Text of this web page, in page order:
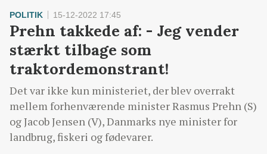
POLITIK 15-12-2022 17:45
Prehn takkede af: - Jeg vender
stærkt tilbage som
traktordemonstrant!
Det var ikke kun ministeriet, der blev overrakt
mellem forhenværende minister Rasmus Prehn (S)
og Jacob Jensen (V), Danmarks nye minister for
landbrug, fiskeri og fødevarer.